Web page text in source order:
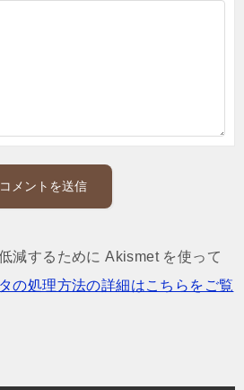
減するために Akismet を使って
の処理方法の詳細はこちらをご覧